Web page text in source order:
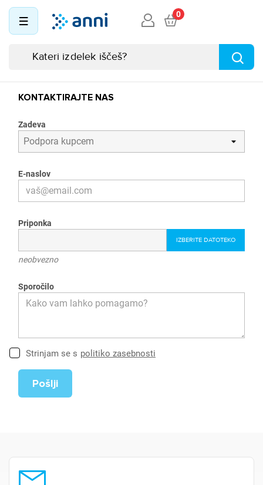
0
KONTAKTIRAJTE NAS
Zadeva
E-naslov
Priponka
IZBERITE DATOTEKO
neobvezno
Sporočilo
Strinjam se s politiko zasebnosti